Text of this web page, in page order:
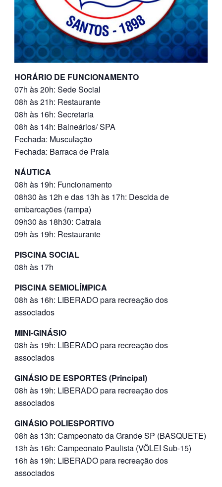
HORÁRIO DE FUNCIONAMENTO
07h às 20h: Sede Social
08h às 21h: Restaurante
08h às 16h: Secretaria
08h às 14h: Balneários/ SPA
Fechada: Musculação
Fechada: Barraca de Praia
NÁUTICA
08h às 19h: Funcionamento
08h30 às 12h e das 13h às 17h: Descida de
embarcações (rampa)
09h30 às 18h30: Catraia
09h às 19h: Restaurante
PISCINA SOCIAL
08h às 17h
PISCINA SEMIOLÍMPICA
08h às 16h: LIBERADO para recreação dos
associados
MINI-GINÁSIO
08h às 19h: LIBERADO para recreação dos
associados
GINÁSIO DE ESPORTES (Principal)
08h às 19h: LIBERADO para recreação dos
associados
GINÁSIO POLIESPORTIVO
08h às 13h: Campeonato da Grande SP (BASQUETE)
13h às 16h: Campeonato Paulista (VÔLEI Sub-15)
16h às 19h: LIBERADO para recreação dos
associados